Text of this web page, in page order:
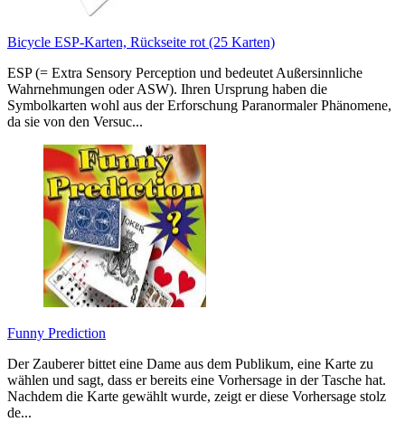
Bicycle ESP-Karten, Rückseite rot (25 Karten)
ESP (= Extra Sensory Perception und bedeutet Außersinnliche
Wahrnehmungen oder ASW). Ihren Ursprung haben die
Symbolkarten wohl aus der Erforschung Paranormaler Phänomene,
da sie von den Versuc...
Funny Prediction
Der Zauberer bittet eine Dame aus dem Publikum, eine Karte zu
wählen und sagt, dass er bereits eine Vorhersage in der Tasche hat.
Nachdem die Karte gewählt wurde, zeigt er diese Vorhersage stolz
de...